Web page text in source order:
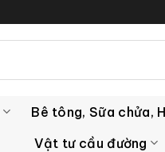
Bê tông, Sữa chửa,
Vật tư cầu đường